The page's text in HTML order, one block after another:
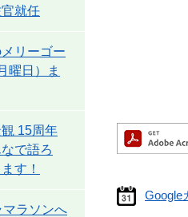
Google
就任
リーゴー
曜日）ま
15周年
で語ろ
す！
ラソンへ